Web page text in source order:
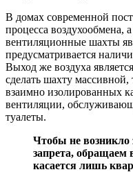
В домах современной
процесса воздухообмена,
вентиляционные шахты
предусматривается
Выход же воздуха
сделать шахту массивной,
взаимно изолированных
вентиляции,
туалеты.
Чтобы не возникло
запрета, обращаем
касается лишь